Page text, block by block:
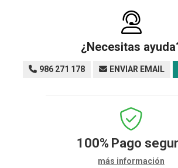
¿Necesitas
986 271 178 ENVIAR EMAIL
100% Pago
más información